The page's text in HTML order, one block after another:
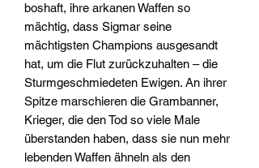
boshaft, ihre arkanen Waffen so
mächtig, dass Sigmar seine
mächtigsten Champions ausgesandt
hat, um die Flut zurückzuhalten – die
Sturmgeschmiedeten Ewigen. An ihrer
Spitze marschieren die Grambanner,
Krieger, die den Tod so viele Male
überstanden haben, dass sie nun mehr
lebenden Waffen ähneln als den